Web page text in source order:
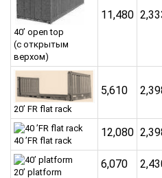
40’ open top
(с открытым
верхом)
11,480
20’ FR flat rack
5,610
40 ’FR flat rack
12,080
20’ platform
6,070